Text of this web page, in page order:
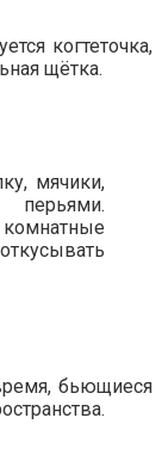
когтеточка,
щётка.
мячики,
бьющиеся